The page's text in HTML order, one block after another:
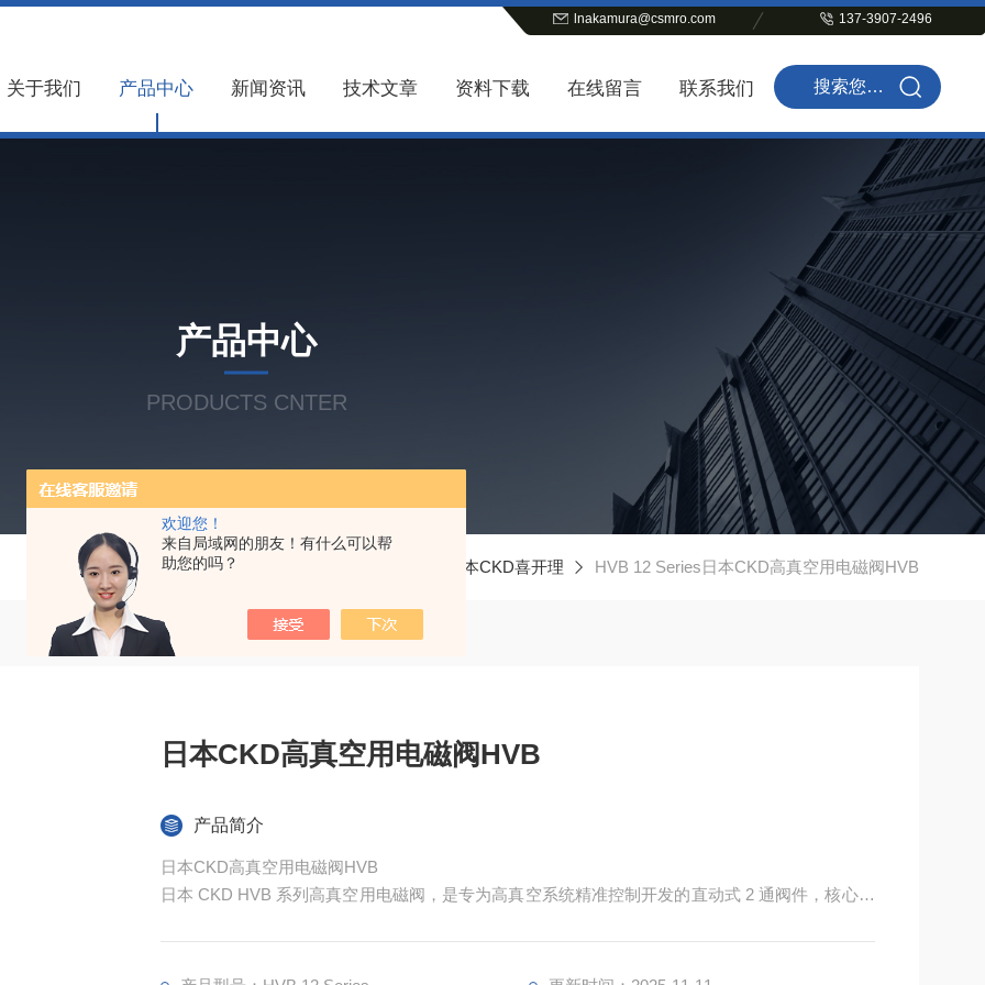
欢迎您！
来自局域网的朋友！有什么可以帮
助您的吗？
lnakamura@csmro.com 137-3907-2496
关于我们 产品中心 新闻资讯 技术文章 资料下载 在线留言 联系我们
产品中心
PRODUCTS CNTER
当前位置：首页 日本CKD喜开理 HVB 12 Series日本CKD高真空用电磁阀HVB
日本CKD高真空用电磁阀HVB
产品简介
日本CKD高真空用电磁阀HVB
日本 CKD HVB 系列高真空用电磁阀，是专为高真空系统精准控制开发的直动式 2 通阀件，核心优